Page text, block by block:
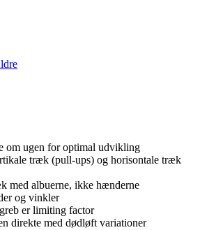
om ugen for optimal udvikling
træk (pull-ups) og horisontale træk
med albuerne, ikke hænderne
og vinkler
er limiting factor
direkte med dødløft variationer